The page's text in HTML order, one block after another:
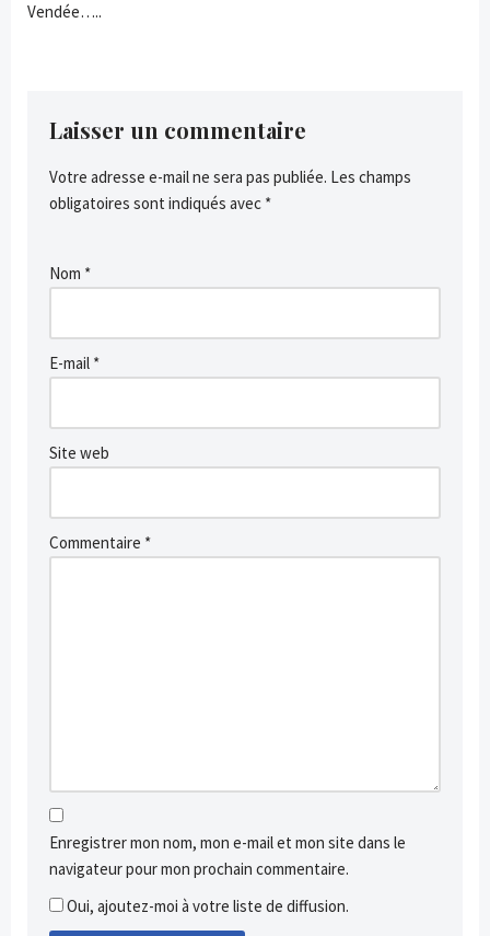
Vendée…..
Laisser un commentaire
Votre adresse e-mail ne sera pas publiée. Les champs
obligatoires sont indiqués avec *
Nom *
E-mail *
Site web
Commentaire *
Enregistrer mon nom, mon e-mail et mon site dans le
navigateur pour mon prochain commentaire.
Oui, ajoutez-moi à votre liste de diffusion.